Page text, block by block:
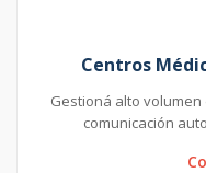
Centros
Gestioná alto
comunicación